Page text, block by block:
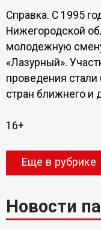
Справка. С 1995
Нижегородской
молодежную
«Лазурный».
проведения
стран ближнего и
16+
Еще в рубрике
Новости